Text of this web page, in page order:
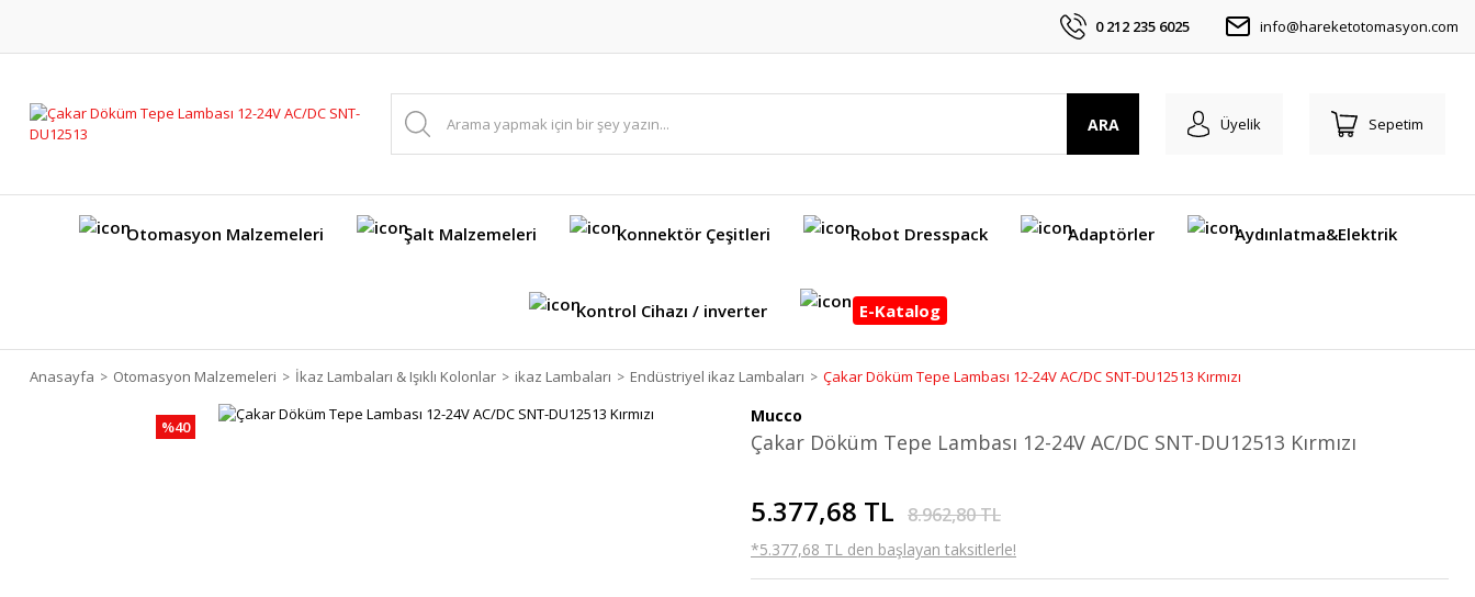
0 212 235 6025 info@hareketotomasyon.com
ARA Üyelik Sepetim
Otomasyon Malzemeleri Şalt Malzemeleri Konnektör Çeşitleri Robot Dresspack Adaptörler Aydınlatma&Elektrik
Kontrol Cihazı / inverter E-Katalog
Anasayfa Otomasyon Malzemeleri İkaz Lambaları & Işıklı Kolonlar ikaz Lambaları Endüstriyel ikaz Lambaları Çakar Döküm Tepe Lambası 12-24V AC/DC SNT-DU12513 Kırmızı
%40
Mucco
Çakar Döküm Tepe Lambası 12-24V AC/DC SNT-DU12513 Kırmızı
5.377,68 TL 8.962,80 TL
*5.377,68 TL den başlayan taksitlerle!